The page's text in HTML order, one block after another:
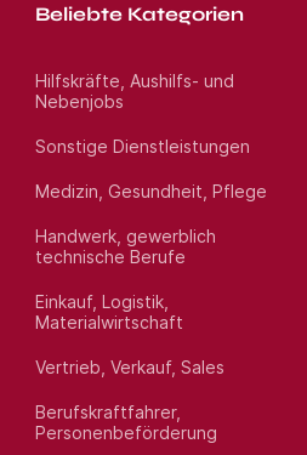
Beliebte Kategorien
Hilfskräfte, Aushilfs- und
Nebenjobs
Sonstige Dienstleistungen
Medizin, Gesundheit, Pflege
Handwerk, gewerblich
technische Berufe
Einkauf, Logistik,
Materialwirtschaft
Vertrieb, Verkauf, Sales
Berufskraftfahrer,
Personenbeförderung